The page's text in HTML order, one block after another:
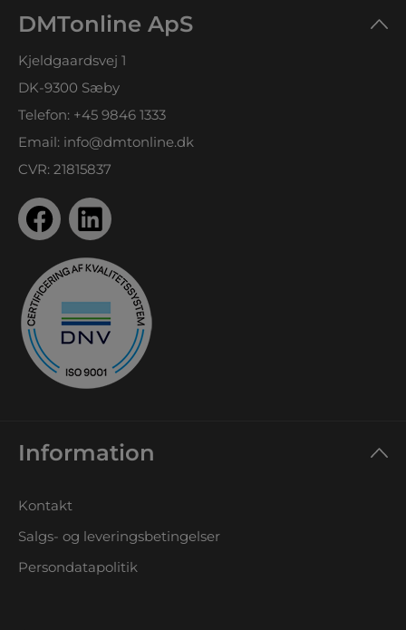
DMTonline ApS
Kjeldgaardsvej 1
DK-9300 Sæby
Telefon: +45 9846 1333
Email: info@dmtonline.dk
CVR: 21815837
Information
Kontakt
Salgs- og leveringsbetingelser
Persondatapolitik